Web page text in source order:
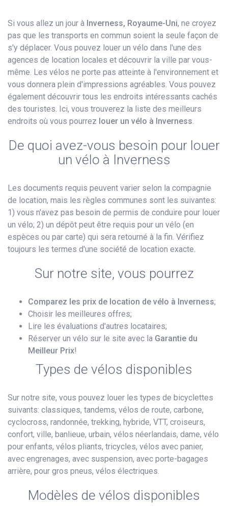
Si vous allez un jour à Inverness, Royaume-Uni, ne croyez
pas que les transports en commun soient la seule façon de
s'y déplacer. Vous pouvez louer un vélo dans l'une des
agences de location locales et découvrir la ville par vous-
même. Les vélos ne porte pas atteinte à l'environnement et
vous donnera plein d'impressions agréables. Vous pouvez
également découvrir tous les endroits intéressants cachés
des touristes. Ici, vous trouverez la liste des meilleurs
endroits où vous pourrez louer un vélo​ à Inverness.
De quoi avez-vous besoin pour louer
un vélo à Inverness
Les documents requis peuvent varier selon la compagnie
de location, mais les règles communes sont les suivantes:
1) vous n'avez pas besoin de permis de conduire pour louer
un vélo; 2) un dépôt peut être requis pour un vélo (en
espèces ou par carte) qui sera retourné à la fin. Vérifiez
toujours les termes d'une société de location exacte.
Sur notre site, vous pourrez
Comparez les prix de location de vélo à Inverness;
Choisir les meilleures offres;
Lire les évaluations d'autres locataires;
Réserver un vélo sur le site avec la Garantie du
Meilleur Prix!
Types de vélos disponibles
Sur notre site, vous pouvez louer les types de bicyclettes
suivants: classiques, tandems, vélos de route, carbone,
cyclocross, randonnée, trekking, hybride, VTT, croiseurs,
confort, ville, banlieue, urbain, vélos néerlandais, dame, vélo
pour enfants, vélos pliants, tricycles, vélos avec panier,
avec engrenages, avec suspension, avec porte-bagages
arrière, pour gros pneus, vélos électriques.
Modèles de vélos disponibles